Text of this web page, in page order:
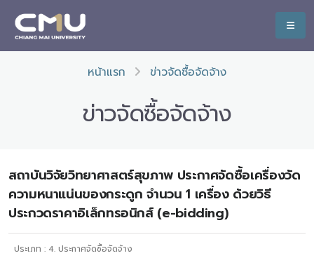
หน้าแรก ข่าวจัดซื้อจัดจ้าง
ข่าวจัดซื้อจัดจ้าง
สถาบันวิจัยวิทยาศาสตร์สุขภาพ ประกาศจัดซื้อเครื่องวัด
ความหนาแน่นของกระดูก จำนวน 1 เครื่อง ด้วยวิธี
ประกวดราคาอิเล็กทรอนิกส์ (e-bidding)
ประเภท : 4. ประกาศจัดซื้อจัดจ้าง